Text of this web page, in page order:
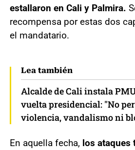
estallaron en Cali y Palmira.
recompensa por estas dos
el mandatario.
Lea también
Alcalde de Cali instala
vuelta presidencial: "No
violencia, vandalismo ni
En aquella fecha, los ataques